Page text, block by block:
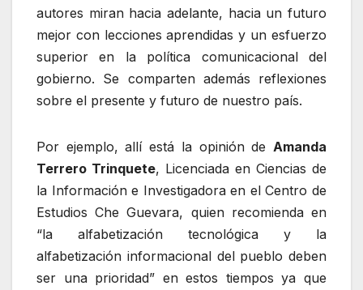
autores miran hacia adelante, hacia un futuro
mejor con lecciones aprendidas y un esfuerzo
superior en la política comunicacional del
gobierno. Se comparten además reflexiones
sobre el presente y futuro de nuestro país.
Por ejemplo, allí está la opinión de Amanda
Terrero Trinquete, Licenciada en Ciencias de
la Información e Investigadora en el Centro de
Estudios Che Guevara, quien recomienda en
“la alfabetización tecnológica y la
alfabetización informacional del pueblo deben
ser una prioridad” en estos tiempos ya que